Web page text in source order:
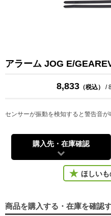
アラーム JOG E/
8,833（税込） /
センサーが振動を検知すると警告音が
購入先・在庫確認
ほしい
商品を購入する・在庫を確認